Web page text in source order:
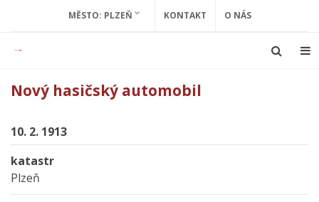
MĚSTO: PLZEŇ KONTAKT O NÁS
Nový hasičský automobil
10. 2. 1913
katastr
Plzeň